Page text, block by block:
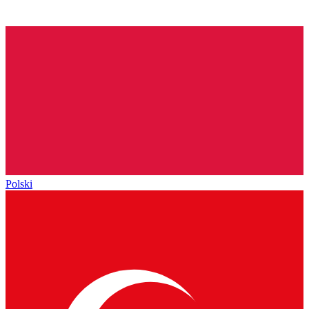
Polski